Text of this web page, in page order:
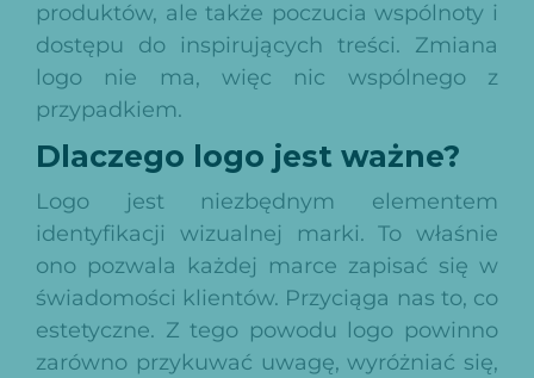
produktów, ale także poczucia wspólnoty i
dostępu do inspirujących treści. Zmiana
logo nie ma, więc nic wspólnego z
przypadkiem.
Dlaczego logo jest ważne?
Logo jest niezbędnym elementem
identyfikacji wizualnej marki. To właśnie
ono pozwala każdej marce zapisać się w
świadomości klientów. Przyciąga nas to, co
estetyczne. Z tego powodu logo powinno
zarówno przykuwać uwagę, wyróżniać się,